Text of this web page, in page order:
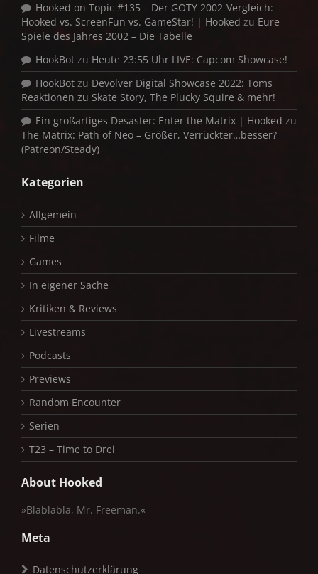
Hooked on Topic #135 – Der GOTY 2002-Vergleich:
Hooked vs. ScreenFun vs. GameStar! | Hooked zu Eure
Spiele des Jahres 2002 – Die Tabelle
HookBot zu Heute 23:55 Uhr LIVE: Capcom Showcase!
HookBot zu Devolver Digital Showcase 2022: Toms
Reaktionen zu Skate Story, The Plucky Squire & mehr!
Ein großartiges Desaster: Enter the Matrix | Hooked zu
The Matrix: Path of Neo – Größer, Verrückter…besser?
(Patreon/Steady)
Kategorien
Allgemein
Filme
Games
In eigener Sache
Kritiken & Reviews
Livestreams
Podcasts
Previews
Random Encounter
Serien
T23 – Time to Drei
About Hooked
»Blablabla, Mr. Freeman.«
Meta
Datenschutzerklärung